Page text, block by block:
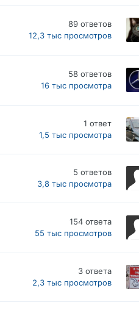
89 ответов
12,3 тыс просмотров
58 ответов
16 тыс просмотра
1 ответ
1,5 тыс просмотра
5 ответов
3,8 тыс просмотра
154 ответа
55 тыс просмотров
3 ответа
2,3 тыс просмотров